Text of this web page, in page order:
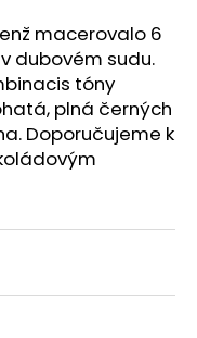
macerovalo 6
dubovém sudu.
tóny
plná černých
Doporučujeme k